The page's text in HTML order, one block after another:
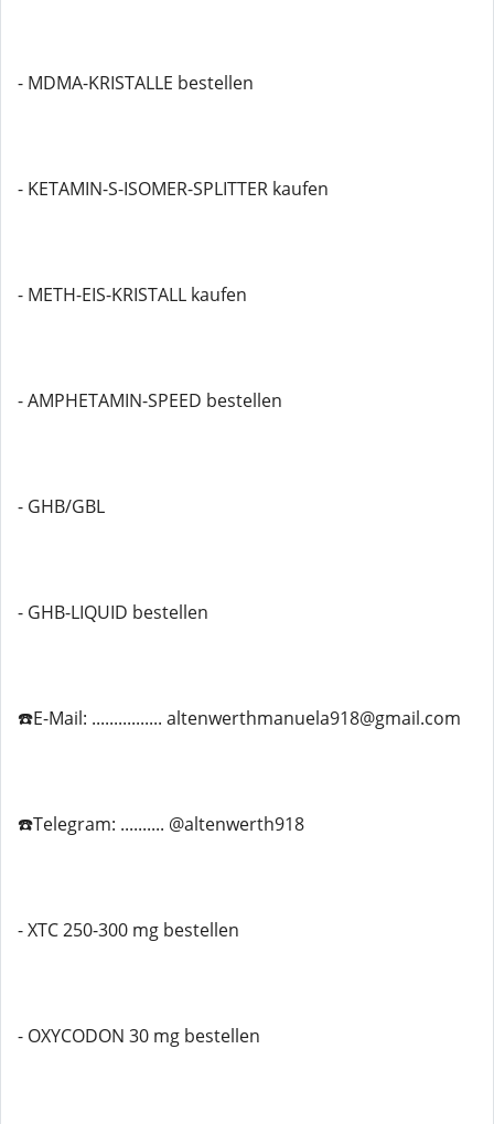
- MDMA-KRISTALLE bestellen
- KETAMIN-S-ISOMER-SPLITTER kaufen
- METH-EIS-KRISTALL kaufen
- AMPHETAMIN-SPEED bestellen
- GHB/GBL
- GHB-LIQUID bestellen
☎️E-Mail: ................ altenwerthmanuela918@gmail.com
☎️Telegram: .......... @altenwerth918
- XTC 250-300 mg bestellen
- OXYCODON 30 mg bestellen